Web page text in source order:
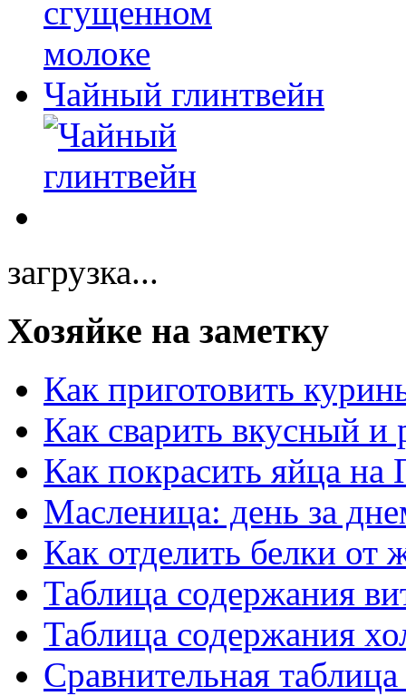
Чайный глинтвейн
загрузка...
Хозяйке на заметку
Как приготовить
Как сварить вкусный и
Как покрасить яйца на
Масленица: день за
Как отделить белки от
Таблица содержания
Таблица содержания
Сравнительная